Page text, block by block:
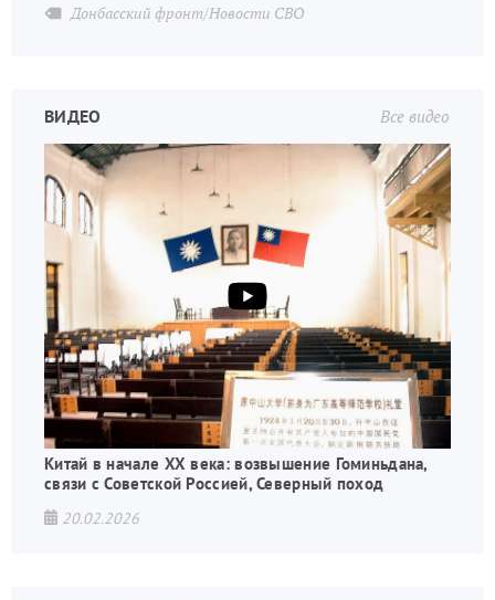
Донбасский фронт/Новости СВО
Все видео
ВИДЕО
Китай в начале XX века: возвышение Гоминьдана,
связи с Советской Россией, Северный поход
20.02.2026